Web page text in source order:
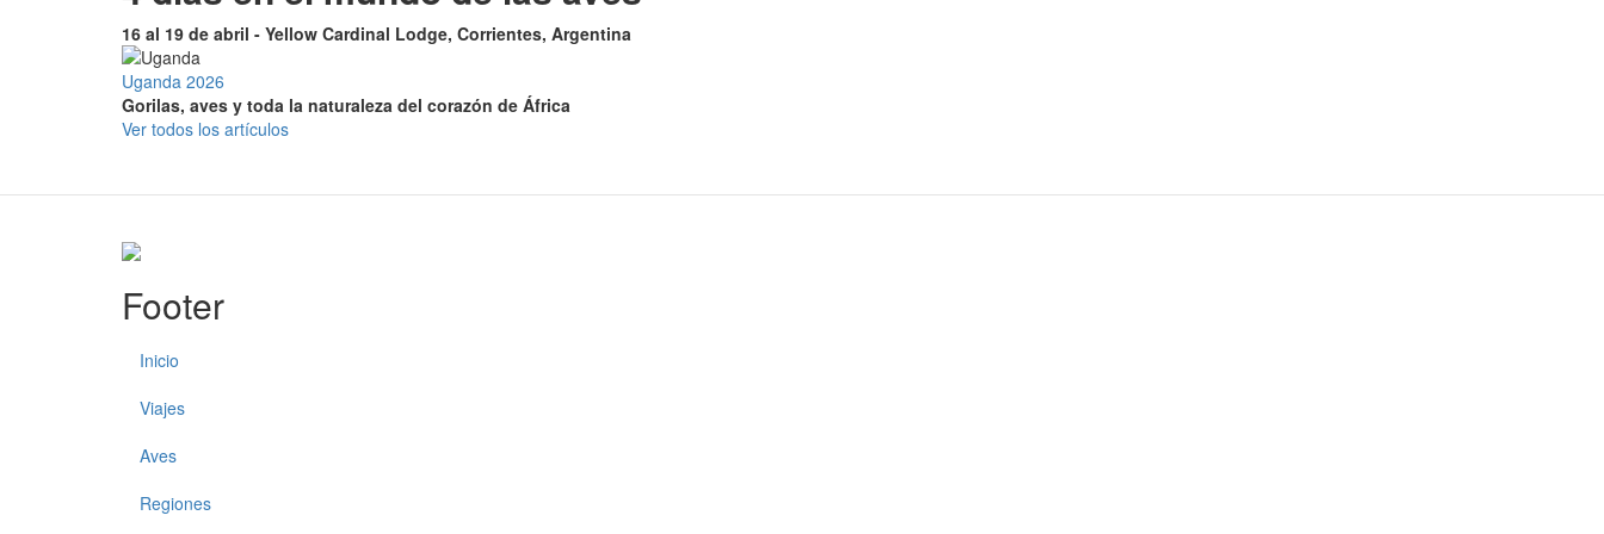
16 al 19 de abril - Yellow Cardinal Lodge, Corrientes, Argentina
Uganda 2026
Gorilas, aves y toda la naturaleza del corazón de África
Ver todos los artículos
Footer
Inicio
Viajes
Aves
Regiones